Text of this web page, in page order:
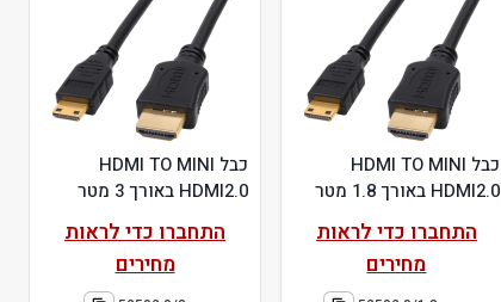
כבל HDMI TO MINI
HDMI2.0 באורך 1.8 מטר
התחברו כדי לראות
מחירים
כבל HDMI TO MINI
HDMI2.0 באורך 3 מטר
התחברו כדי לראות
מחירים